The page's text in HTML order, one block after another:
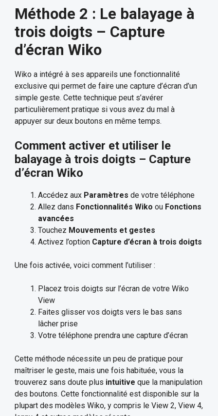
Méthode 2 : Le balayage à
trois doigts – Capture
d’écran Wiko
Wiko a intégré à ses appareils une fonctionnalité
exclusive qui permet de faire une capture d’écran d’un
simple geste. Cette technique peut s’avérer
particulièrement pratique si vous avez du mal à
appuyer sur deux boutons en même temps.
Comment activer et utiliser le
balayage à trois doigts – Capture
d’écran Wiko
Accédez aux Paramètres de votre téléphone
Allez dans Fonctionnalités Wiko ou Fonctions
avancées
Touchez Mouvements et gestes
Activez l’option Capture d’écran à trois doigts
Une fois activée, voici comment l’utiliser :
Placez trois doigts sur l’écran de votre Wiko
View
Faites glisser vos doigts vers le bas sans
lâcher prise
Votre téléphone prendra une capture d’écran
Cette méthode nécessite un peu de pratique pour
maîtriser le geste, mais une fois habituée, vous la
trouverez sans doute plus intuitive que la manipulation
des boutons. Cette fonctionnalité est disponible sur la
plupart des modèles Wiko, y compris le View 2, View 4,